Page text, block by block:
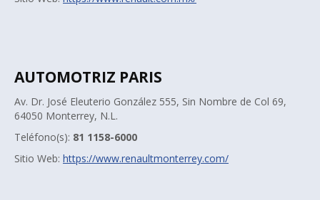
AUTOMOTRIZ PARIS
Av. Dr. José Eleuterio González 555, Sin Nombre de Col 69,
64050 Monterrey, N.L.
Teléfono(s): 81 1158-6000
Sitio Web: https://www.renaultmonterrey.com/